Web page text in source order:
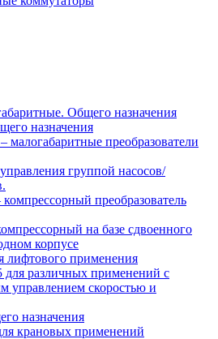
Общего назначения
назначения
малогабаритные преобразователи
группой насосов/
преобразователь
на базе сдвоенного
корпусе
лифтового применения
для различных применений с
управлением скоростью и
назначения
крановых применений